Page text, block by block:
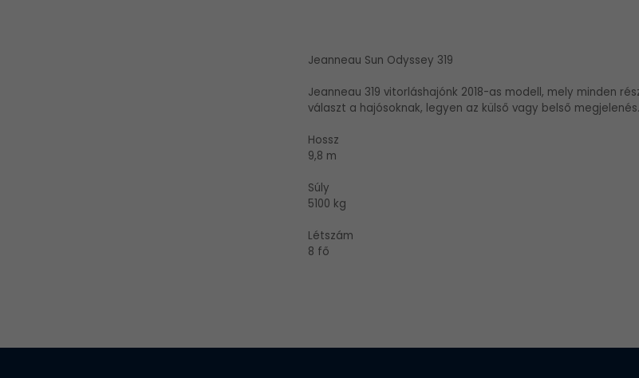
Jeanneau Sun Odyssey 319
Jeanneau 319 vitorláshajónk 2018-as modell, mely minden
választ a hajósoknak, legyen az külső vagy belső megjelenés.
Hossz
9,8 m
Súly
5100 kg
Létszám
8 fő